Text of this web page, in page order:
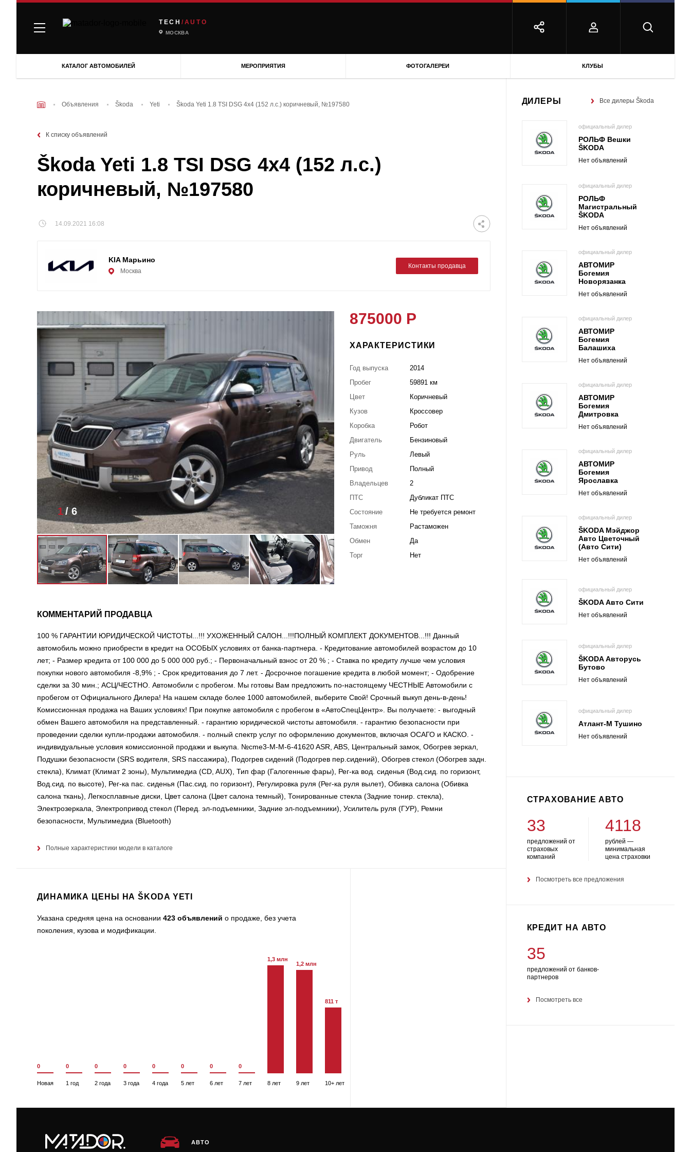
TECH /AUTO
МОСКВА
КАТАЛОГ АВТОМОБИЛЕЙ МЕРОПРИЯТИЯ ФОТОГАЛЕРЕИ КЛУБЫ
Объявления Škoda Yeti Škoda Yeti 1.8 TSI DSG 4x4 (152 л.с.) коричневый, №197580
К списку объявлений
Škoda Yeti 1.8 TSI DSG 4x4 (152 л.с.)
коричневый, №197580
14.09.2021 16:08
KIA Марьино
Москва
Контакты продавца
1/6
875000 Р
ХАРАКТЕРИСТИКИ
Год выпуска
2014
Пробег
59891 км
Цвет
Коричневый
Кузов
Кроссовер
Коробка
Робот
Двигатель
Бензиновый
Руль
Левый
Привод
Полный
Владельцев
2
ПТС
Дубликат ПТС
Состояние
Не требуется ремонт
Таможня
Растаможен
Обмен
Да
Торг
Нет
КОММЕНТАРИЙ ПРОДАВЦА
100 % ГАРАНТИИ ЮРИДИЧЕСКОЙ ЧИСТОТЫ...!!! УХОЖЕННЫЙ САЛОН...!!!ПОЛНЫЙ КОМПЛЕКТ ДОКУМЕНТОВ...!!! Данный
автомобиль можно приобрести в кредит на ОСОБЫХ условиях от банка-партнера. - Кредитование автомобилей возрастом до 10
лет; - Размер кредита от 100 000 до 5 000 000 руб.; - Первоначальный взнос от 20 % ; - Ставка по кредиту лучше чем условия
покупки нового автомобиля -8,9% ; - Срок кредитования до 7 лет. - Досрочное погашение кредита в любой момент; - Одобрение
сделки за 30 мин.; АСЦ/ЧЕСТНО. Автомобили с пробегом. Мы готовы Вам предложить по-настоящему ЧЕСТНЫЕ Автомобили с
пробегом от Официального Дилера! На нашем складе более 1000 автомобилей, выберите Свой! Срочный выкуп день-в-день!
Комиссионная продажа на Ваших условиях! При покупке автомобиля с пробегом в «АвтоСпецЦентр». Вы получаете: - выгодный
обмен Вашего автомобиля на представленный. - гарантию юридической чистоты автомобиля. - гарантию безопасности при
проведении сделки купли-продажи автомобиля. - полный спектр услуг по оформлению документов, включая ОСАГО и КАСКО. -
индивидуальные условия комиссионной продажи и выкупа. №cme3-M-M-6-41620 ASR, ABS, Центральный замок, Обогрев зеркал,
Подушки безопасности (SRS водителя, SRS пассажира), Подогрев сидений (Подогрев пер.сидений), Обогрев стекол (Обогрев задн.
стекла), Климат (Климат 2 зоны), Мультимедиа (CD, AUX), Тип фар (Галогенные фары), Рег-ка вод. сиденья (Вод.сид. по горизонт,
Вод.сид. по высоте), Рег-ка пас. сиденья (Пас.сид. по горизонт), Регулировка руля (Рег-ка руля вылет), Обивка салона (Обивка
салона ткань), Легкосплавные диски, Цвет салона (Цвет салона темный), Тонированные стекла (Задние тонир. стекла),
Электрозеркала, Электропривод стекол (Перед. эл-подъемники, Задние эл-подъемники), Усилитель руля (ГУР), Ремни
безопасности, Мультимедиа (Bluetooth)
Полные характеристики модели в каталоге
ДИНАМИКА ЦЕНЫ НА ŠKODA YETI
Указана средняя цена на основании 423 объявлений о продаже, без учета
поколения, кузова и модификации.
0
Новая
0
1 год
0
2 года
0
3 года
0
4 года
0
5 лет
0
6 лет
0
7 лет
1,3 млн
8 лет
1,2 млн
9 лет
811 т
10+ лет
ДИЛЕРЫ Все дилеры Škoda
официальный дилер
РОЛЬФ Вешки
ŠKODA
Нет объявлений
официальный дилер
РОЛЬФ
Магистральный
ŠKODA
Нет объявлений
официальный дилер
АВТОМИР
Богемия
Новорязанка
Нет объявлений
официальный дилер
АВТОМИР
Богемия
Балашиха
Нет объявлений
официальный дилер
АВТОМИР
Богемия
Дмитровка
Нет объявлений
официальный дилер
АВТОМИР
Богемия
Ярославка
Нет объявлений
официальный дилер
ŠKODA Мэйджор
Авто Цветочный
(Авто Сити)
Нет объявлений
официальный дилер
ŠKODA Авто Сити
Нет объявлений
официальный дилер
ŠKODA Авторусь
Бутово
Нет объявлений
официальный дилер
Атлант-М Тушино
Нет объявлений
СТРАХОВАНИЕ АВТО
33
предложений от
страховых
компаний
4118
рублей —
минимальная
цена страховки
Посмотреть все предложения
КРЕДИТ НА АВТО
35
предложений от банков-
партнеров
Посмотреть все
АВТО